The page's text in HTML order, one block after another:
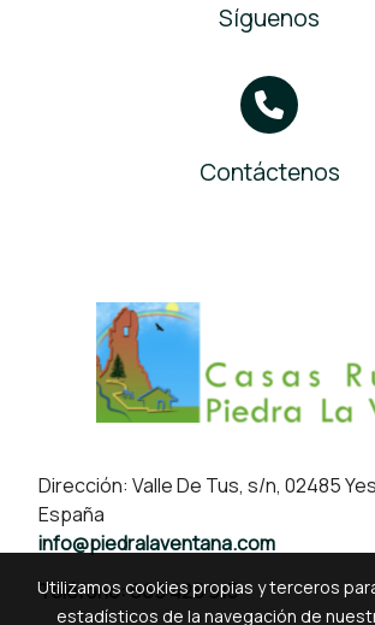
Síguenos
Contáctenos
Dirección: Valle De Tus, s/n, 02485
España
info@piedralaventana.com
Teléfono:669 425 913
Utilizamos cookies propias y terceros
estadísticos de la navegación de